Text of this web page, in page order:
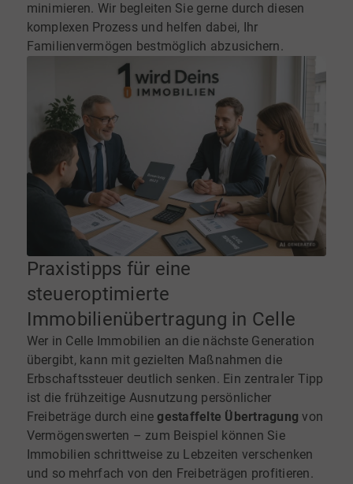
minimieren. Wir begleiten Sie gerne durch diesen
komplexen Prozess und helfen dabei, Ihr
Familienvermögen bestmöglich abzusichern.
Praxistipps für eine
steueroptimierte
Immobilienübertragung in Celle
Wer in Celle Immobilien an die nächste Generation
übergibt, kann mit gezielten Maßnahmen die
Erbschaftssteuer deutlich senken. Ein zentraler Tipp
ist die frühzeitige Ausnutzung persönlicher
Freibeträge durch einegestaffelte Übertragung von
Vermögenswerten – zum Beispiel können Sie
Immobilien schrittweise zu Lebzeiten verschenken
und so mehrfach von den Freibeträgen profitieren.